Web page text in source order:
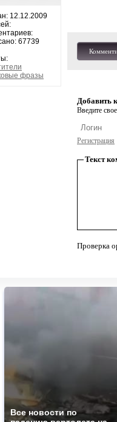
12.12.2009
67739
фразы
Добавить
Введите
Регистрация
Текст
Проверка
Все новости по